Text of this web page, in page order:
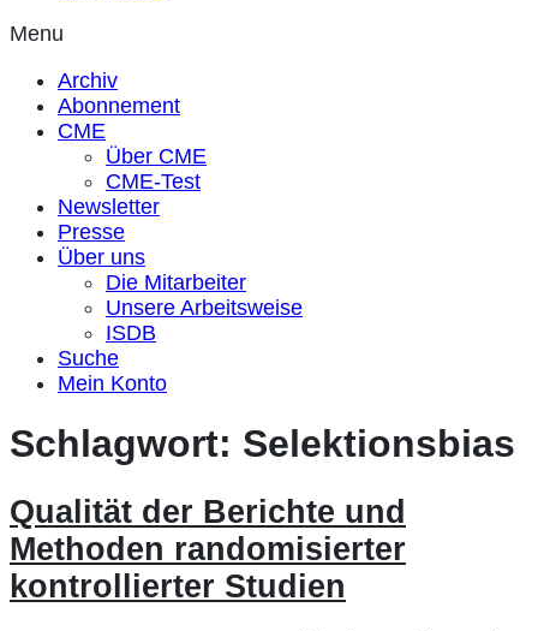
Menu
Archiv
Abonnement
CME
Über CME
CME-Test
Newsletter
Presse
Über uns
Die Mitarbeiter
Unsere Arbeitsweise
ISDB
Suche
Mein Konto
Schlagwort: Selektionsbias
Qualität der Berichte und
Methoden randomisierter
kontrollierter Studien